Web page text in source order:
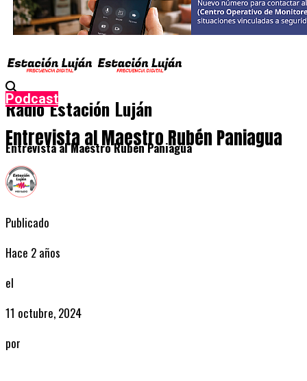
Radio Estación Luján
Entrevista al Maestro Rubén Paniagua
Podcast
Entrevista al Maestro Rubén Paniagua
Publicado
Hace 2 años
el
11 octubre, 2024
por